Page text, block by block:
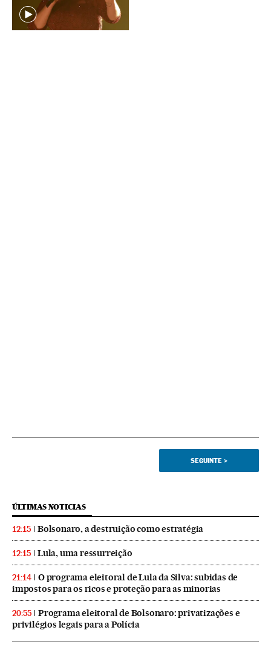
SEGUINTE >
ÚLTIMAS NOTICIAS
12:15 Bolsonaro, a destruição como estratégia
12:15 Lula, uma ressurreição
21:14
O programa eleitoral de Lula da Silva: subidas de
impostos para os ricos e proteção para as minorias
20:55
Programa eleitoral de Bolsonaro: privatizações e
privilégios legais para a Polícia